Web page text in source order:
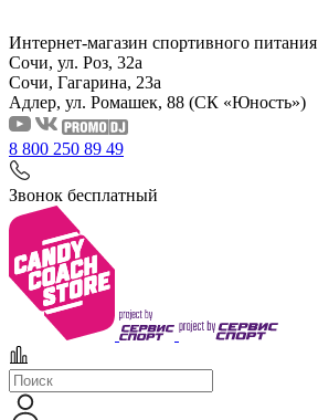
Интернет-магазин спортивного питания
Сочи, ул. Роз, 32а
Сочи, Гагарина, 23а
Адлер, ул. Ромашек, 88 (СК «Юность»)
8 800 250 89 49
Звонок бесплатный